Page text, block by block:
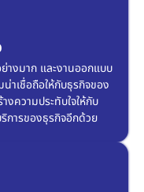
างมาก และงานออกแบบ
าเชื่อถือให้กับธุรกิจของ
ความประทับใจให้กับ
ริการของธุรกิจอีกด้วย